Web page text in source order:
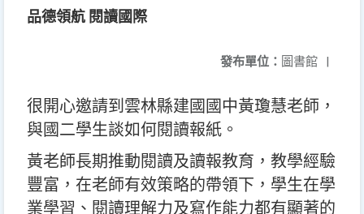
品德領航 閱讀國際
發布單位： 圖書館 |
很開心邀請到雲林縣建國國中黃瓊慧老師，
與國二學生談如何閱讀報紙。
黃老師長期推動閱讀及讀報教育，教學經驗
豐富，在老師有效策略的帶領下，學生在學
業學習、閱讀理解力及寫作能力都有顯著的